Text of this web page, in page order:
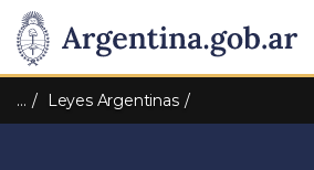
Presidencia
de
Pasar al contenido principal
… Leyes Argentinas